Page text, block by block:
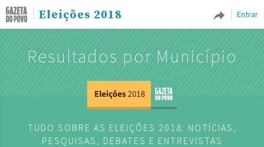
Entrar
Eleições 2018
Resultados por Município
TUDO SOBRE AS ELEIÇÕES 2018: NOTÍCIAS,
PESQUISAS, DEBATES E ENTREVISTAS